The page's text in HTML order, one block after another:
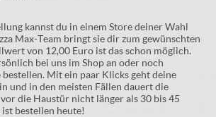
kannst du in einem Store deiner Wahl
Max-Team bringt sie dir zum gewünschten
von 12,00 Euro ist das schon möglich.
bei uns im Shop an oder noch
Mit ein paar Klicks geht deine
und in den meisten Fällen dauert die
die Haustür nicht länger als 30 bis 45
bestellen heute!